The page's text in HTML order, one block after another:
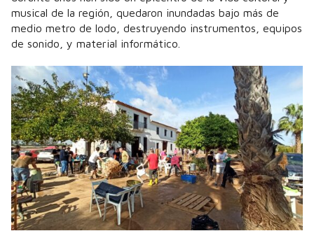
musical de la región, quedaron inundadas bajo más de
medio metro de lodo, destruyendo instrumentos, equipos
de sonido, y material informático.